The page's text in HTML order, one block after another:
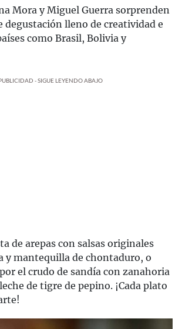
Mora y Miguel Guerra sorprenden
degustación lleno de creatividad e
como Brasil, Bolivia y
- SIGUE LEYENDO ABAJO
de arepas con salsas originales
y mantequilla de chontaduro, o
el crudo de sandía con zanahoria
de tigre de pepino. ¡Cada plato